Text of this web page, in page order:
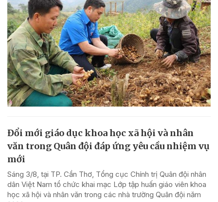
Đổi mới giáo dục khoa học xã hội và nhân
văn trong Quân đội đáp ứng yêu cầu nhiệm vụ
mới
Sáng 3/8, tại TP. Cần Thơ, Tổng cục Chính trị Quân đội nhân
dân Việt Nam tổ chức khai mạc Lớp tập huấn giáo viên khoa
học xã hội và nhân văn trong các nhà trường Quân đội năm